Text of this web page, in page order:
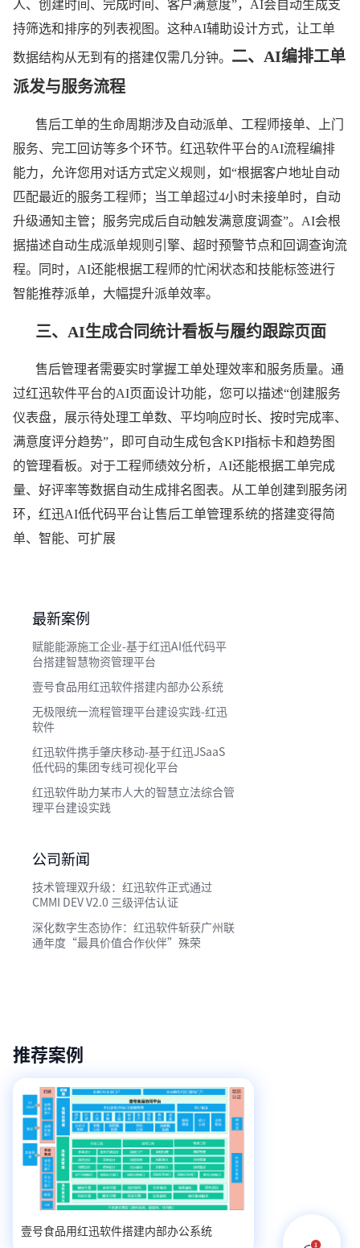
提效
售后智能体
售后工单管
理系统搭建
人、创建时间、完成时间、客户满意度”，AI会自动生成支
持筛选和排序的列表视图。这种AI辅助设计方式，让工单
数据结构从无到有的搭建仅需几分钟。 二、 AI编排工单
派发与服务流程
售后工单的生命周期涉及自动派单、工程师接单、上门
服务、完工回访等多个环节。红迅软件平台的AI流程编排
能力，允许您用对话方式定义规则，如“根据客户地址自动
匹配最近的服务工程师；当工单超过4小时未接单时，自动
升级通知主管；服务完成后自动触发满意度调查”。AI会根
据描述自动生成派单规则引擎、超时预警节点和回调查询流
程。同时，AI还能根据工程师的忙闲状态和技能标签进行
智能推荐派单，大幅提升派单效率。
三、 AI生成合同统计看板与履约跟踪页面
售后管理者需要实时掌握工单处理效率和服务质量。通
过红迅软件平台的AI页面设计功能，您可以描述“创建服务
仪表盘，展示待处理工单数、平均响应时长、按时完成率、
满意度评分趋势”，即可自动生成包含KPI指标卡和趋势图
的管理看板。对于工程师绩效分析，AI还能根据工单完成
量、好评率等数据自动生成排名图表。从工单创建到服务闭
环，红迅AI低代码平台让售后工单管理系统的搭建变得简
单、智能、可扩展
最新案例
赋能能源施工企业-基于红迅AI低代码平
台搭建智慧物资管理平台
壹号食品用红迅软件搭建内部办公系统
无极限统一流程管理平台建设实践-红迅
软件
红迅软件携手肇庆移动-基于红迅JSaaS
低代码的集团专线可视化平台
红迅软件助力某市人大的智慧立法综合管
理平台建设实践
公司新闻
技术管理双升级：红迅软件正式通过
CMMI DEV V2.0 三级评估认证
深化数字生态协作：红迅软件斩获广州联
通年度“最具价值合作伙伴”殊荣
推荐案例
壹号食品用红迅软件搭建内部办公系统